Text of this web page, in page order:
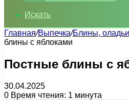
Искать
Главная/Выпечка/Блины,
блины с яблоками
Постные блины с
30.04.2025
0 Время чтения: 1 минута